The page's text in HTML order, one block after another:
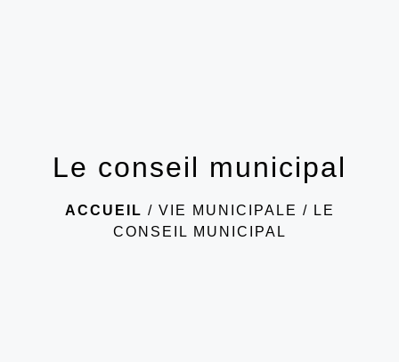
Le conseil municipal
ACCUEIL / VIE MUNICIPALE / LE
CONSEIL MUNICIPAL